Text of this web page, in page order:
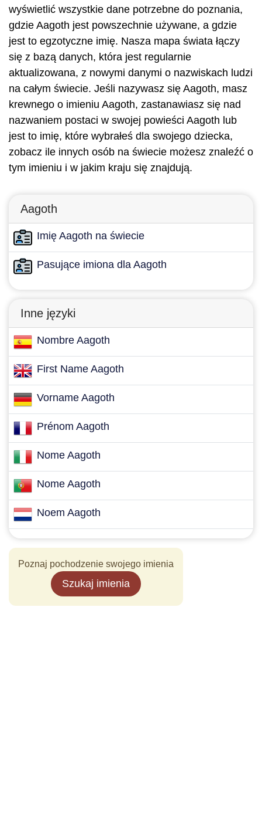
wyświetlić wszystkie dane potrzebne do poznania,
gdzie Aagoth jest powszechnie używane, a gdzie
jest to egzotyczne imię. Nasza mapa świata łączy
się z bazą danych, która jest regularnie
aktualizowana, z nowymi danymi o nazwiskach ludzi
na całym świecie. Jeśli nazywasz się Aagoth, masz
krewnego o imieniu Aagoth, zastanawiasz się nad
nazwaniem postaci w swojej powieści Aagoth lub
jest to imię, które wybrałeś dla swojego dziecka,
zobacz ile innych osób na świecie możesz znaleźć o
tym imieniu i w jakim kraju się znajdują.
Aagoth
Imię Aagoth na świecie
Pasujące imiona dla Aagoth
Inne języki
Nombre Aagoth
First Name Aagoth
Vorname Aagoth
Prénom Aagoth
Nome Aagoth
Nome Aagoth
Noem Aagoth
Poznaj pochodzenie swojego imienia
Szukaj imienia